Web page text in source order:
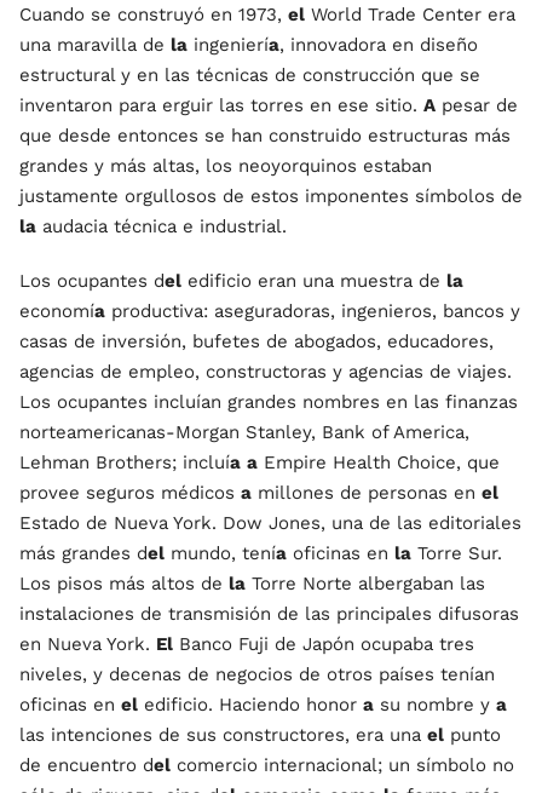
Cuando se construyó en 1973, el World Trade Center era
una maravilla de la ingeniería, innovadora en diseño
estructural y en las técnicas de construcción que se
inventaron para erguir las torres en ese sitio. A pesar de
que desde entonces se han construido estructuras más
grandes y más altas, los neoyorquinos estaban
justamente orgullosos de estos imponentes símbolos de
la audacia técnica e industrial.
Los ocupantes del edificio eran una muestra de la
economía productiva: aseguradoras, ingenieros, bancos y
casas de inversión, bufetes de abogados, educadores,
agencias de empleo, constructoras y agencias de viajes.
Los ocupantes incluían grandes nombres en las finanzas
norteamericanas-Morgan Stanley, Bank of America,
Lehman Brothers; incluía a Empire Health Choice, que
provee seguros médicos a millones de personas en el
Estado de Nueva York. Dow Jones, una de las editoriales
más grandes del mundo, tenía oficinas en la Torre Sur.
Los pisos más altos de la Torre Norte albergaban las
instalaciones de transmisión de las principales difusoras
en Nueva York. El Banco Fuji de Japón ocupaba tres
niveles, y decenas de negocios de otros países tenían
oficinas en el edificio. Haciendo honor a su nombre y a
las intenciones de sus constructores, era una el punto
de encuentro del comercio internacional; un símbolo no